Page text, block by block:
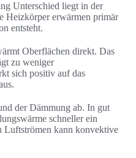
Unterschied liegt in der
Heizkörper erwärmen primär
entsteht.
Oberflächen direkt. Das
zu weniger
sich positiv auf das
der Dämmung ab. In gut
schneller ein
Luftströmen kann konvektive